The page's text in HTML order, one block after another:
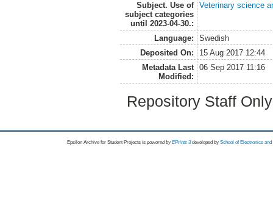
Subject. Use of
subject categories
until 2023-04-30.:
Veterinary science
Language:
Swedish
Deposited On:
15 Aug 2017 12:44
Metadata Last
Modified:
06 Sep 2017 11:16
Repository Staff
Epsilon Archive for Student Projects is powored byEPrints 3 developed by School of Electronics